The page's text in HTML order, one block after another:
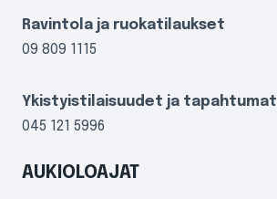
Ravintola ja ruokatilaukset
09 809 1115
Ykistyistilaisuudet ja tapahtumat
045 121 5996
AUKIOLOAJAT